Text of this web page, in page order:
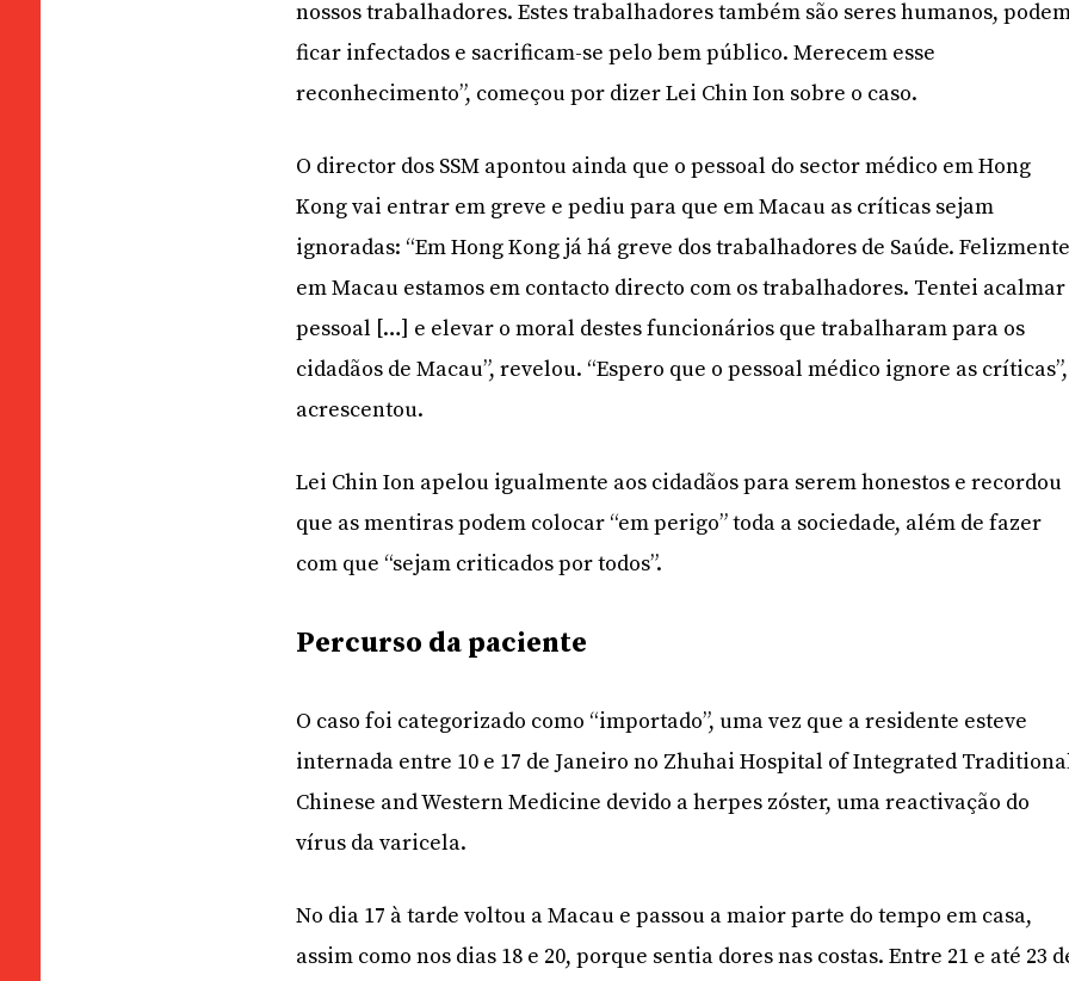
nossos trabalhadores. Estes trabalhadores também são seres humanos,
ficar infectados e sacrificam-se pelo bem público. Merecem esse
reconhecimento”, começou por dizer Lei Chin Ion sobre o caso.
O director dos SSM apontou ainda que o pessoal do sector médico em Hong
Kong vai entrar em greve e pediu para que em Macau as críticas sejam
ignoradas: “Em Hong Kong já há greve dos trabalhadores de Saúde.
em Macau estamos em contacto directo com os trabalhadores. Tentei acalmar
pessoal […] e elevar o moral destes funcionários que trabalharam para os
cidadãos de Macau”, revelou. “Espero que o pessoal médico ignore as críticas”,
acrescentou.
Lei Chin Ion apelou igualmente aos cidadãos para serem honestos e recordou
que as mentiras podem colocar “em perigo” toda a sociedade, além de fazer
com que “sejam criticados por todos”.
Percurso da paciente
O caso foi categorizado como “importado”, uma vez que a residente esteve
internada entre 10 e 17 de Janeiro no Zhuhai Hospital of Integrated
Chinese and Western Medicine devido a herpes zóster, uma reactivação do
vírus da varicela.
No dia 17 à tarde voltou a Macau e passou a maior parte do tempo em casa,
assim como nos dias 18 e 20, porque sentia dores nas costas. Entre 21 e até 23